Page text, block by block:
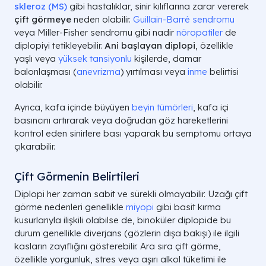
skleroz (MS) gibi hastalıklar, sinir kılıflarına zarar vererek
çift görmeye neden olabilir. Guillain-Barré sendromu
veya Miller-Fisher sendromu gibi nadirnöropatiler de
diplopiyi tetikleyebilir. Ani başlayan diplopi, özellikle
yaşlı veya yüksek tansiyonlu kişilerde, damar
balonlaşması (anevrizma) yırtılması veya inme belirtisi
olabilir.
Ayrıca, kafa içinde büyüyen beyin tümörleri, kafa içi
basıncını artırarak veya doğrudan göz hareketlerini
kontrol eden sinirlere bası yaparak bu semptomu ortaya
çıkarabilir.
Çift Görmenin Belirtileri
Diplopi her zaman sabit ve sürekli olmayabilir. Uzağı çift
görme nedenleri genellikle miyopi gibi basit kırma
kusurlarıyla ilişkili olabilse de, binoküler diplopide bu
durum genellikle diverjans (gözlerin dışa bakışı) ile ilgili
kasların zayıflığını gösterebilir. Ara sıra çift görme,
özellikle yorgunluk, stres veya aşırı alkol tüketimi ile